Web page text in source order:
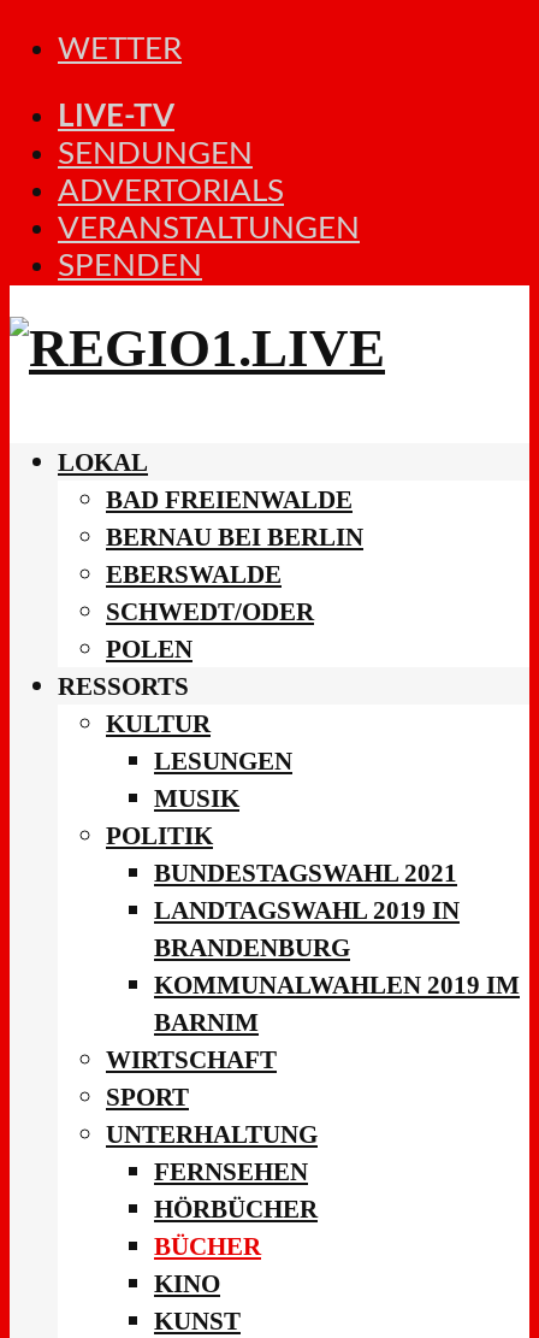
WETTER
LIVE-TV
SENDUNGEN
ADVERTORIALS
VERANSTALTUNGEN
SPENDEN
LOKAL
BAD FREIENWALDE
BERNAU BEI BERLIN
EBERSWALDE
SCHWEDT/ODER
POLEN
RESSORTS
KULTUR
LESUNGEN
MUSIK
POLITIK
BUNDESTAGSWAHL 2021
LANDTAGSWAHL 2019 IN
BRANDENBURG
KOMMUNALWAHLEN 2019 IM
BARNIM
WIRTSCHAFT
SPORT
UNTERHALTUNG
FERNSEHEN
HÖRBÜCHER
BÜCHER
KINO
KUNST